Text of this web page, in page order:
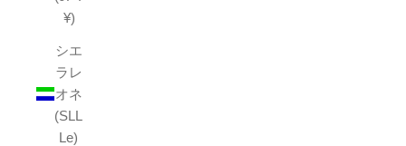
¥)
シエ
ラレ
オネ
(SLL
Le)